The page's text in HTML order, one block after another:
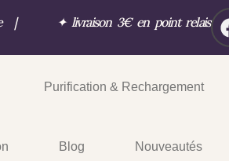
| ✦ livraison 3€ en point relais
Purification & Rechargement
Blog Nouveautés